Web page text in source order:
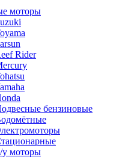
моторы
Rider
бензиновые
у моторы